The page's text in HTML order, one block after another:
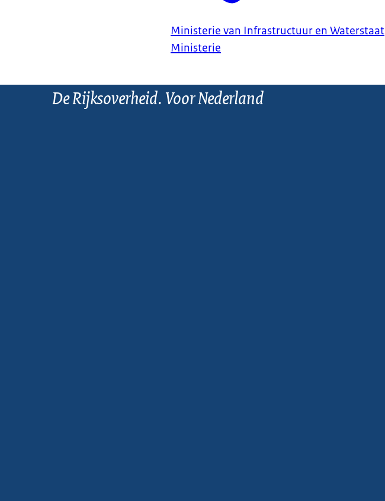
Ministerie van Infrastructuur en Waterstaat
Ministerie
De Rijksoverheid. Voor Nederland